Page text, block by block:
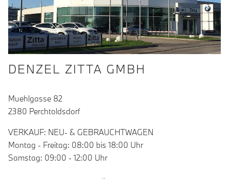
DENZEL ZITTA GMBH
Muehlgasse 82
2380 Perchtoldsdorf
VERKAUF: NEU- & GEBRAUCHTWAGEN
Montag - Freitag: 08:00 bis 18:00 Uhr
Samstag: 09:00 - 12:00 Uhr